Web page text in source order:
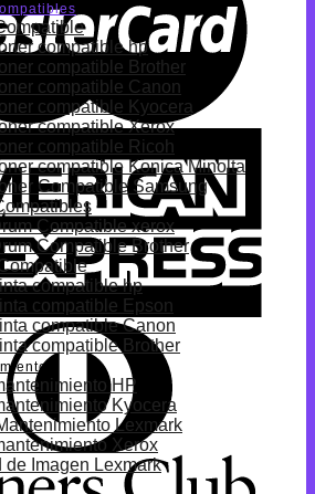
compatible hp
compatible Brother
compatible Canon
compatible Kyocera
compatible Xerox
compatible Ricoh
compatible Konica Minolta
Compatible Samsung
Compatible xerox
Compatible Brother
compatible hp
compatible Epson
compatible Canon
compatible Brother
HP
Kyocera
Lexmark
Xerox
de Imagen Lexmark